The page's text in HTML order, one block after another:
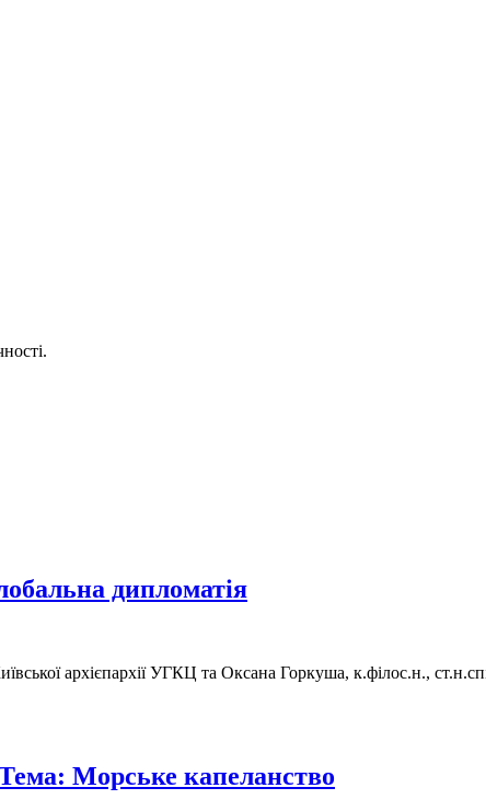
дипломатія
архієпархії УГКЦ та Оксана Горкуша, к.філос.н.,
Морське капеланство